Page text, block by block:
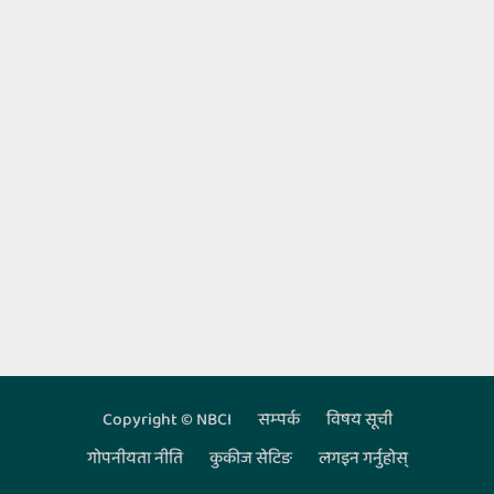
Footer
Copyright © NBCI सम्‍पर्क
विषय सूची
गोपनीयता नीति
कुकीज सेटिङ लगइन गर्नुहोस्‌